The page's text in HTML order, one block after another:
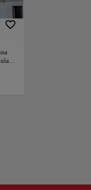
a
adaptadas a
profundidad,
única.
una
en el